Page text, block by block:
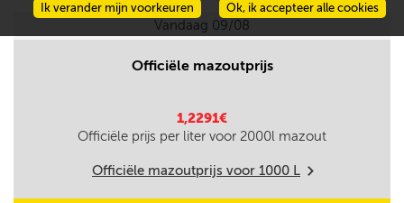
Vandaag 09/08
Officiële mazoutprijs
1,2291€
Officiële prijs per liter voor 2000l mazout
Officiële mazoutprijs voor 1000 L m
Ok, ik accepteer alle cookies
Ik verander mijn voorkeuren